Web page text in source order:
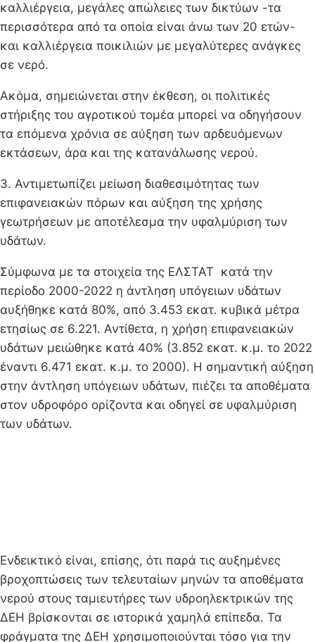
καλλιέργεια, μεγάλες απώλειες των δικτύων -τα
περισσότερα από τα οποία είναι άνω των 20 ετών-
και καλλιέργεια ποικιλιών με μεγαλύτερες ανάγκες
σε νερό.
Ακόμα, σημειώνεται στην έκθεση, οι πολιτικές
στήριξης του αγροτικού τομέα μπορεί να οδηγήσουν
τα επόμενα χρόνια σε αύξηση των αρδευόμενων
εκτάσεων, άρα και της κατανάλωσης νερού.
3. Αντιμετωπίζει μείωση διαθεσιμότητας των
επιφανειακών πόρων και αύξηση της χρήσης
γεωτρήσεων με αποτέλεσμα την υφαλμύριση των
υδάτων.
Σύμφωνα με τα στοιχεία της ΕΛΣΤΑΤ κατά την
περίοδο 2000-2022 η άντληση υπόγειων υδάτων
αυξήθηκε κατά 80%, από 3.453 εκατ. κυβικά μέτρα
ετησίως σε 6.221. Αντίθετα, η χρήση επιφανειακών
υδάτων μειώθηκε κατά 40% (3.852 εκατ. κ.μ. το 2022
έναντι 6.471 εκατ. κ.μ. το 2000). Η σημαντική αύξηση
στην άντληση υπόγειων υδάτων, πιέζει τα αποθέματα
στον υδροφόρο ορίζοντα και οδηγεί σε υφαλμύριση
των υδάτων.
Ενδεικτικό είναι, επίσης, ότι παρά τις αυξημένες
βροχοπτώσεις των τελευταίων μηνών τα αποθέματα
νερού στους ταμιευτήρες των υδροηλεκτρικών της
ΔΕΗ βρίσκονται σε ιστορικά χαμηλά επίπεδα. Τα
φράγματα της ΔΕΗ χρησιμοποιούνται τόσο για την